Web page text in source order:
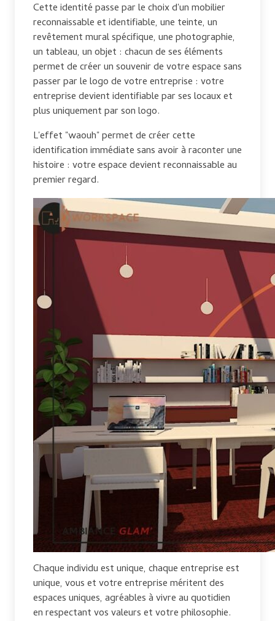
Cette identité passe par le choix d'un mobilier
reconnaissable et identifiable, une teinte, un
revêtement mural spécifique, une photographie,
un tableau, un objet : chacun de ses éléments
permet de créer un souvenir de votre espace sans
passer par le logo de votre entreprise : votre
entreprise devient identifiable par ses locaux et
plus uniquement par son logo.
L'effet "waouh" permet de créer cette
identification immédiate sans avoir à raconter une
histoire : votre espace devient reconnaissable au
premier regard.
Chaque individu est unique, chaque entreprise est
unique, vous et votre entreprise méritent des
espaces uniques, agréables à vivre au quotidien
en respectant vos valeurs et votre philosophie.